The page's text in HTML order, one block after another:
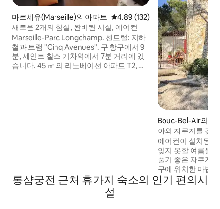
마르세유(Marseille)의 아파트 평점 4.89점(5점 만점), 후기 132
4.89 (132)
새로운 2개의 침실, 완비된 시설, 에어컨
Marseille-Parc Longchamp. 센트럴: 지하
철과 트램 "Cinq Avenues". 구 항구에서 9
분, 세인트 찰스 기차역에서 7분 거리에 있
습니다. 45 ㎡ 의 리노베이션 아파트 T2, 시
Bouc-Bel-Air의 풍
야외 자쿠지를 갖
에어컨이 설치된 "
잊지 못할 여름을
풀기 좋은 자쿠지
구에 위치한 마법
로방스 시골의 숨
있는 오래된 오일
롱샴궁전 근처 휴가지 숙소의 인기 편의시
설